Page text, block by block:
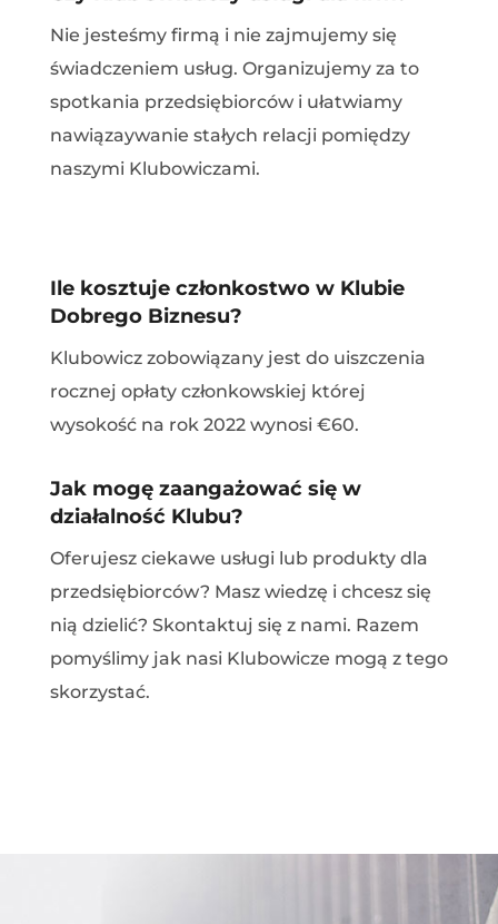
Nie jesteśmy firmą i nie zajmujemy się
świadczeniem usług. Organizujemy za to
spotkania przedsiębiorców i ułatwiamy
nawiązaywanie stałych relacji pomiędzy
naszymi Klubowiczami.
Ile kosztuje członkostwo w Klubie
Dobrego Biznesu?
Klubowicz zobowiązany jest do uiszczenia
rocznej opłaty członkowskiej której
wysokość na rok 2022 wynosi €60.
Jak mogę zaangażować się w
działalność Klubu?
Oferujesz ciekawe usługi lub produkty dla
przedsiębiorców? Masz wiedzę i chcesz się
nią dzielić? Skontaktuj się z nami. Razem
pomyślimy jak nasi Klubowicze mogą z tego
skorzystać.